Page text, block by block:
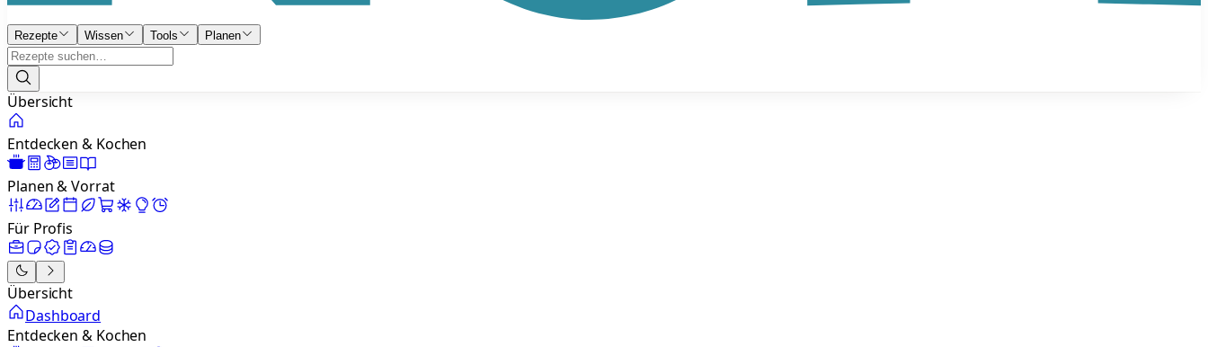
Rezepte Wissen Tools Planen
Übersicht
Entdecken & Kochen
Planen & Vorrat
Für Profis
Übersicht
Dashboard
Entdecken & Kochen